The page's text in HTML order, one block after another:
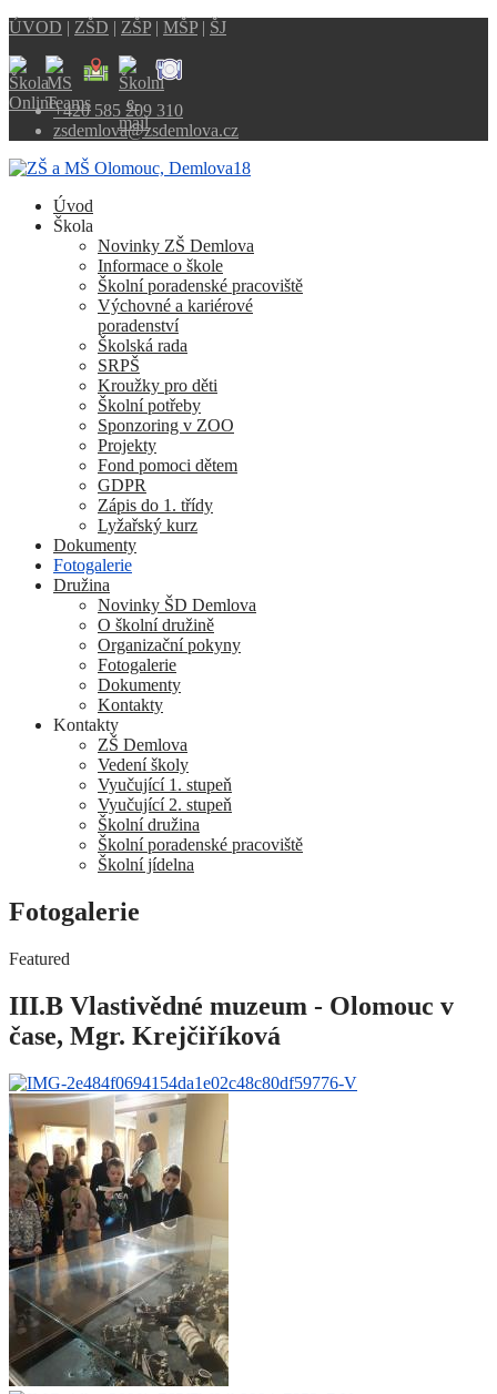
ÚVOD | ZŠD | ZŠP| MŠP| ŠJ
+420 585 209 310
zsdemlova@zsdemlova.cz
Úvod
Škola
Novinky ZŠ Demlova
Informace o škole
Školní poradenské pracoviště
Výchovné a kariérové
poradenství
Školská rada
SRPŠ
Kroužky pro děti
Školní potřeby
Sponzoring v ZOO
Projekty
Fond pomoci dětem
GDPR
Zápis do 1. třídy
Lyžařský kurz
Dokumenty
Fotogalerie
Družina
Novinky ŠD Demlova
O školní družině
Organizační pokyny
Fotogalerie
Dokumenty
Kontakty
Kontakty
ZŠ Demlova
Vedení školy
Vyučující 1. stupeň
Vyučující 2. stupeň
Školní družina
Školní poradenské pracoviště
Školní jídelna
Fotogalerie
Featured
III.B Vlastivědné muzeum - Olomouc v
čase, Mgr. Krejčiříková